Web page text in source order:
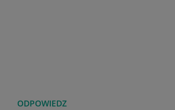
ODPOWIEDZ